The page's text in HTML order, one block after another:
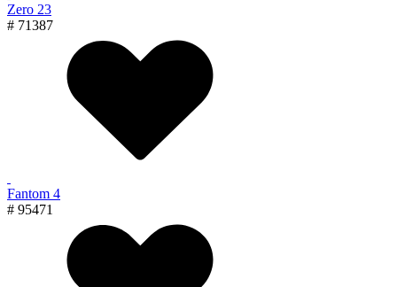
Zero 23
# 71387
Fantom 4
# 95471